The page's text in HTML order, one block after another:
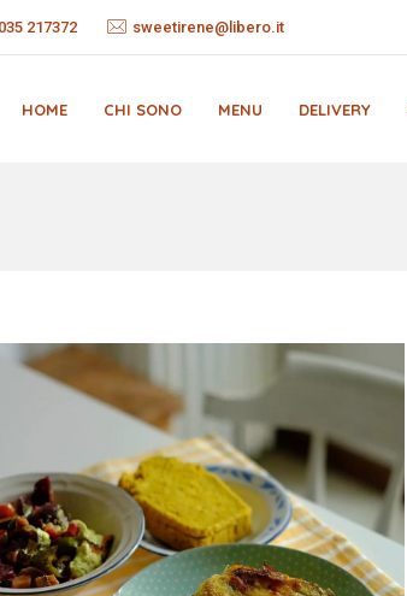
035 217372 sweetirene@libero.it
HOME CHI SONO MENU DELIVERY